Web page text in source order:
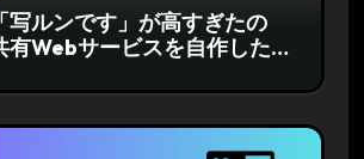
写ルンです」が高すぎたの
有Webサービスを自作した